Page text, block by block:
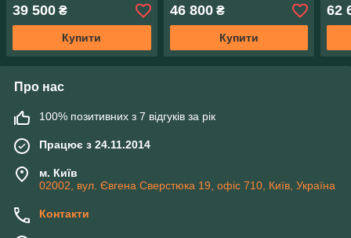
39 500 ₴
Купити
46 800₴
Купити
62
Про нас
100% позитивних з 7 відгуків за рік
Працює з 24.11.2014
м. Київ
02002, вул. Євгена Сверстюка 19, офіс 710, Київ, Україна
Контакти